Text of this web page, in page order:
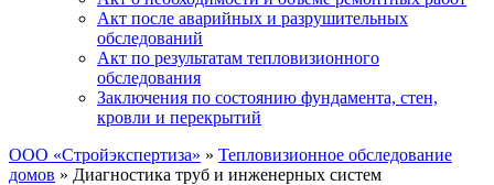
Акт после аварийных и разрушительных
обследований
Акт по результатам тепловизионного
обследования
Заключения по состоянию фундамента, стен,
кровли и перекрытий
ООО «Стройэкспертиза» » Тепловизионное обследование
домов » Диагностика труб и инженерных систем